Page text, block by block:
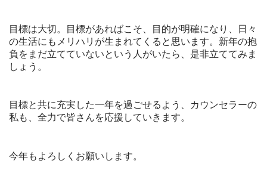
目標は大切。目標があればこそ、目的が明確になり、日々
の生活にもメリハリが生まれてくると思います。新年の抱
負をまだ立てていないという人がいたら、是非立ててみま
しょう。
目標と共に充実した一年を過ごせるよう、カウンセラーの
私も、全力で皆さんを応援していきます。
今年もよろしくお願いします。